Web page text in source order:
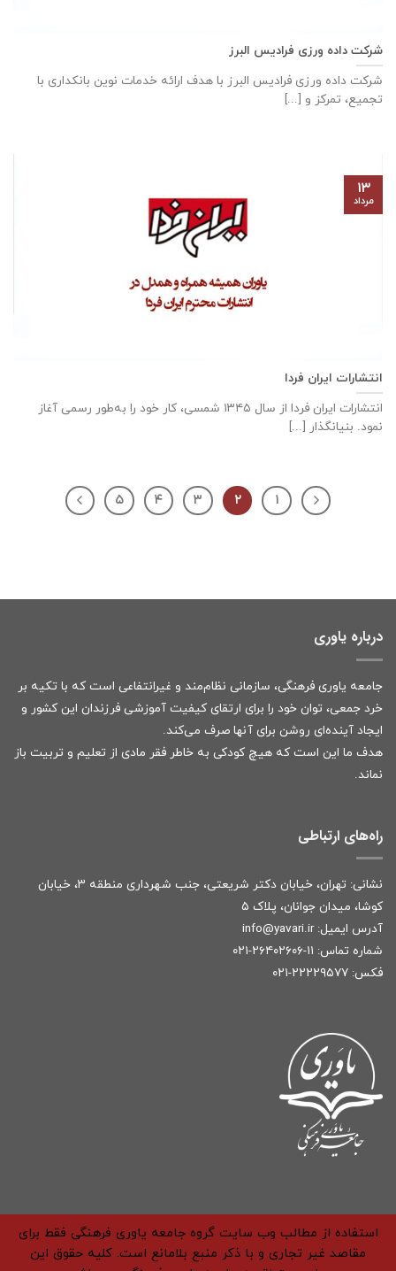
شرکت داده ورزی فرادیس البرز
شرکت داده ‌ورزی فرادیس البرز با هدف ارائه خدمات نوین بانکداری با
تجمیع، تمرکز و [...]
انتشارات ایران فردا
انتشارات ایران‌ فردا از سال ۱۳۴۵ شمسی، کار خود را به‌طور رسمی آغاز
نمود. بنیانگذار [...]
۱۳
مرداد
۱ ۲ ۳ ۴ ۵
درباره یاوری
جامعه یاوری فرهنگی، سازمانی نظام‌مند و غیرانتفاعی است که با تکیه بر
خرد جمعی، توان خود را برای ارتقای کیفیت آموزشی فرزندان این کشور و
ایجاد آینده‌ای روشن برای آنها صرف می‌کند.
هدف ما این است که هیچ کودکی به خاطر فقر مادی از تعلیم و تربیت باز
نماند.
راه‌های ارتباطی
نشانی: تهران، خیابان دکتر شریعتی، جنب شهرداری منطقه ۳، خیابان
کوشا، میدان جوانان، پلاک ۵
آدرس ایمیل: info@yavari.ir
شماره تماس: ۱۱-۲۶۴۰۲۶۰۶-۰۲۱
فکس: ۲۲۲۲۹۵۷۷-۰۲۱
استفاده از مطالب وب سایت گروه جامعه یاوری فرهنگی فقط برای
مقاصد غیر تجاری و با ذکر منبع بلامانع است. کلیه حقوق این